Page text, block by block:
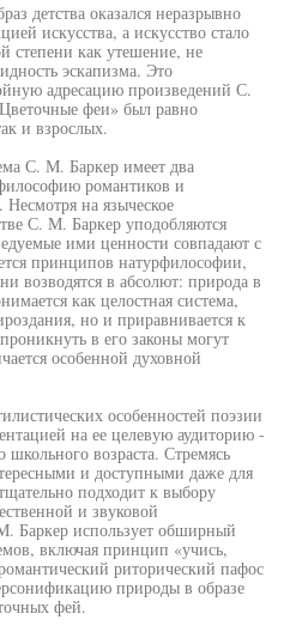
детства оказался неразрывно
искусства, а искусство стало
степени как утешение, не
эскапизма. Это
адресацию произведений С.
феи» был равно
и взрослых.
С. М. Баркер имеет два
романтиков и
на языческое
С. М. Баркер уподобляются
ими ценности совпадают с
принципов натурфилософии,
возводятся в абсолют: природа в
как целостная система,
но и приравнивается к
в его законы могут
особенной духовной
особенностей поэзии
на ее целевую аудиторию -
возраста. Стремясь
и доступными даже для
подходит к выбору
и звуковой
Баркер использует обширный
включая принцип «учись,
риторический пафос
природы в образе
фей.